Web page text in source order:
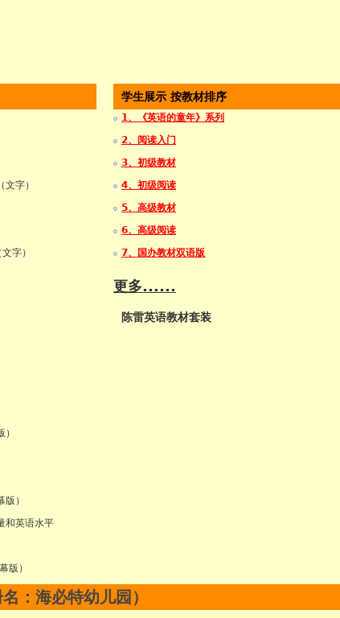
字）
字）
）
和英语水平
版）
学生展示 按教材排序
1、《英语的童年》系列
2、阅读入门
3、初级教材
4、初级阅读
5、高级教材
6、高级阅读
7、国办教材双语版
更多......
陈雷英语教材套装
：海必特幼儿园）